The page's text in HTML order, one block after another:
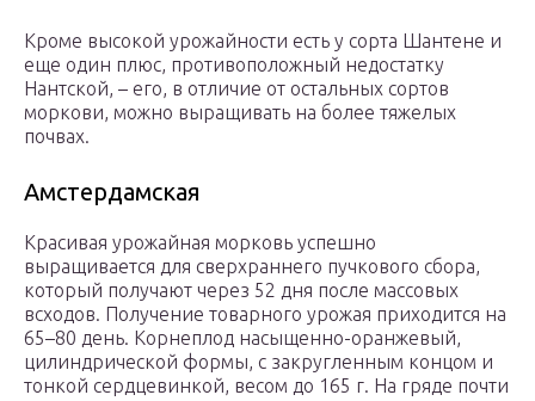
Кроме высокой урожайности есть у сорта Шантене и
еще один плюс, противоположный недостатку
Нантской, – его, в отличие от остальных сортов
моркови, можно выращивать на более тяжелых
почвах.
Амстердамская
Красивая урожайная морковь успешно
выращивается для сверхраннего пучкового сбора,
который получают через 52 дня после массовых
всходов. Получение товарного урожая приходится на
65–80 день. Корнеплод насыщенно-оранжевый,
цилиндрической формы, с закругленным концом и
тонкой сердцевинкой, весом до 165 г. На гряде почти